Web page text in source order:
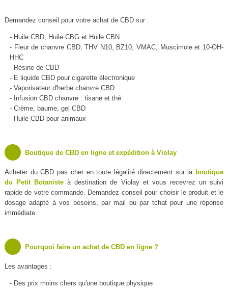
Demandez conseil pour votre achat de CBD sur :
- Huile CBD, Huile CBG et Huile CBN
- Fleur de chanvre CBD, THV N10, BZ10, VMAC, Muscimole et 10-OH-
HHC
- Résine de CBD
- E liquide CBD pour cigarette électronique
- Vaporisateur d'herbe chanvre CBD
- Infusion CBD chanvre : tisane et thé
- Crème, baume, gel CBD
- Huile CBD pour animaux
Boutique de CBD en ligne et expédition à Violay
Acheter du CBD pas cher en toute légalité directement sur la boutique
du Petit Botaniste à destination de Violay et vous recevrez un suivi
rapide de votre commande. Demandez conseil pour choisir le produit et le
dosage adapté à vos besoins, par mail ou par tchat pour une réponse
immédiate.
Pourquoi faire un achat de CBD en ligne ?
Les avantages :
- Des prix moins chers qu'une boutique physique